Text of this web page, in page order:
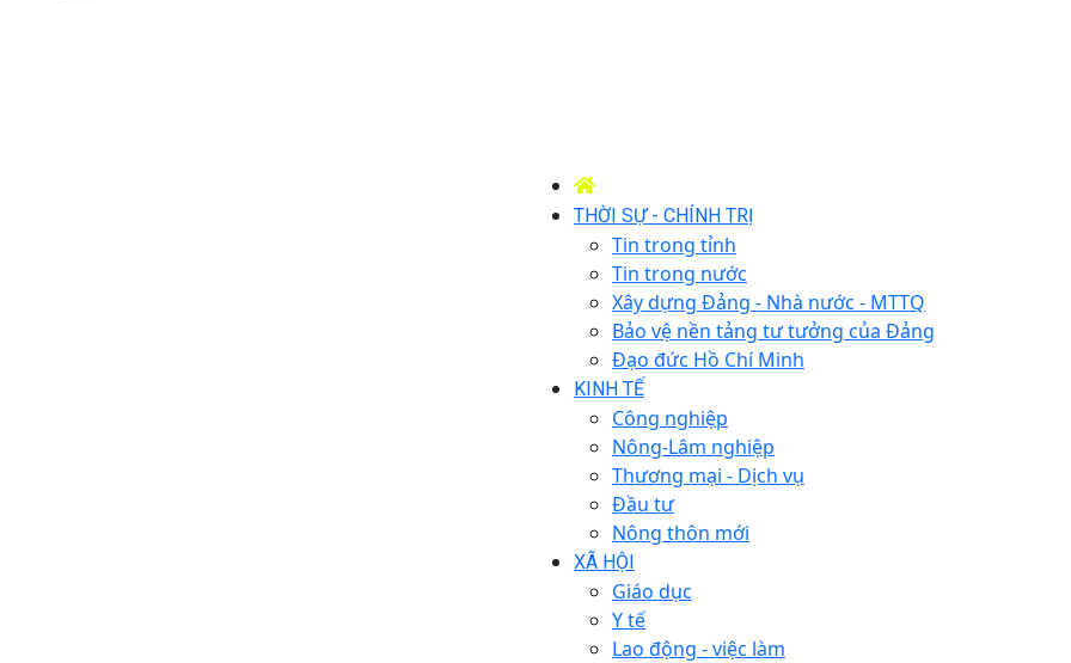
THỜI SỰ - CHÍNH TRỊ
Tin trong tỉnh
Tin trong nước
Xây dựng Đảng - Nhà nước - MTTQ
Bảo vệ nền tảng tư tưởng của Đảng
Đạo đức Hồ Chí Minh
KINH TẾ
Công nghiệp
Nông-Lâm nghiệp
Thương mại - Dịch vụ
Đầu tư
Nông thôn mới
XÃ HỘI
Giáo dục
Y tế
Lao động - việc làm